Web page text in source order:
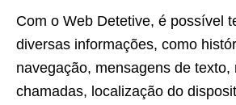
Com o Web Detetive, é possível
diversas informações, como
navegação, mensagens de texto,
chamadas, localização do